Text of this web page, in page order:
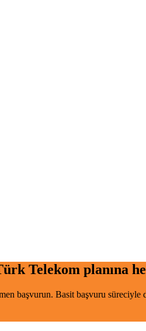
Telekom planına
başvurun. Basit başvuru süreciyle